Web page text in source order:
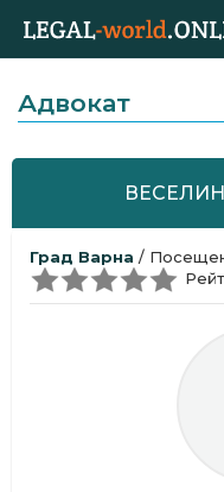
Адвокат
Град Варна /